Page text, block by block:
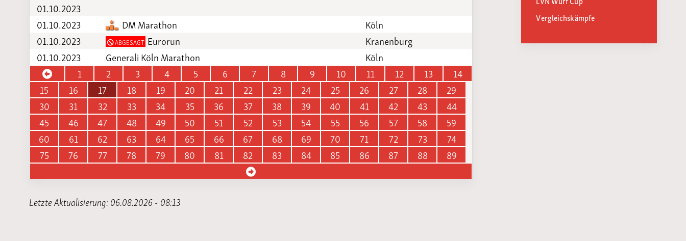
01.10.2023
01.10.2023
DM Marathon
Köln
01.10.2023
ABGESAGT Eurorun
Kranenburg
01.10.2023
Generali Köln Marathon
Köln
1
2 3 4 5 6 7 8 9 10 11 12 13
14
15
16 17 18 19 20 21 22 23 24 25 26 27 28
29
30
31 32 33 34 35 36 37 38 39 40 41 42 43
44
45
46 47 48 49 50 51 52 53 54 55 56 57 58
59
60
61 62 63 64 65 66 67 68 69 70 71 72 73
74
75
76 77 78 79 80 81 82 83 84 85 86 87 88 89
Letzte Aktualisierung: 06.08.2026 - 08:13
Vergleichskämpfe